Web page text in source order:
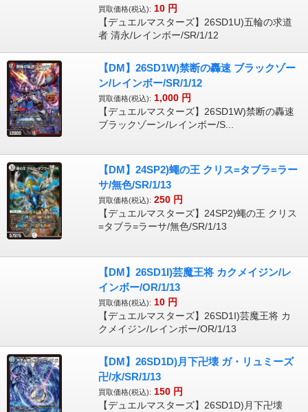
買取価格(税込): 10 円
【デュエルマスターズ】26SD1U)五輪の求道
者 清永/レインボー/SR/1/12
【DM】26SD1W)禁断の轟速 ブラックゾー
ン/レインボー/SR/1/12
買取価格(税込): 1,000 円
【デュエルマスターズ】26SD1W)禁断の轟速
ブラックゾーン/レインボー/S...
【DM】24SP2)蠅の王 クリス=タブラ=ラー
サ/無色/SR/1/13
買取価格(税込): 250 円
【デュエルマスターズ】24SP2)蠅の王 クリス
=タブラ=ラーサ/無色/SR/1/13
【DM】26SD1I)芸魔王将 カクメイジン/レ
インボー/OR/1/13
買取価格(税込): 10 円
【デュエルマスターズ】26SD1I)芸魔王将 カ
クメイジン/レインボー/OR/1/13
【DM】26SD1D)月下卍壊 ガ・リュミーズ
卍/水/SR/1/13
買取価格(税込): 150 円
【デュエルマスターズ】26SD1D)月下卍壊